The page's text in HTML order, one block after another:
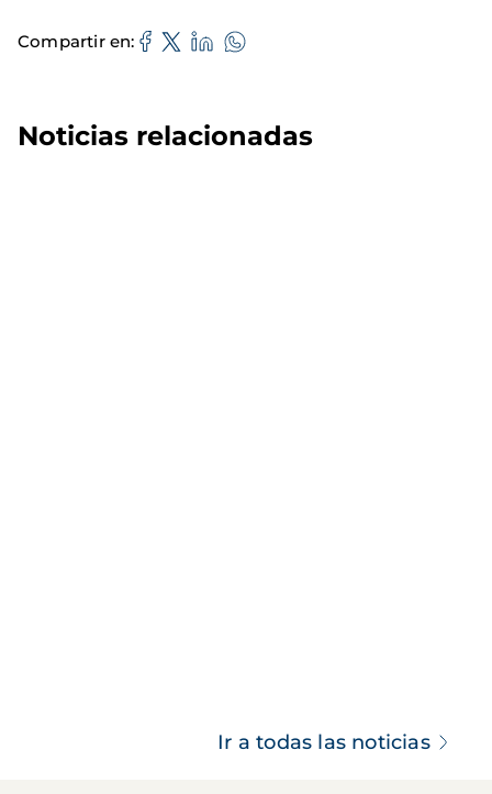
Compartir en
Noticias relacionadas
Ir a todas las noticias